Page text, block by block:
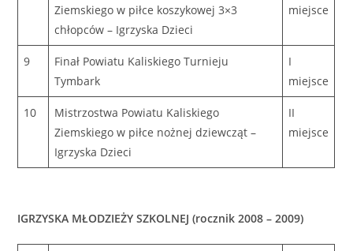
Ziemskiego w piłce koszykowej 3×3
chłopców – Igrzyska Dzieci
miejsce
9
Finał Powiatu Kaliskiego Turnieju
Tymbark
I
miejsce
10
Mistrzostwa Powiatu Kaliskiego
Ziemskiego w piłce nożnej dziewcząt –
Igrzyska Dzieci
II
miejsce
IGRZYSKA MŁODZIEŻY SZKOLNEJ (rocznik 2008 – 2009)